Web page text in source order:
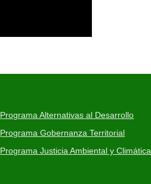
Programa Alternativas al Desarrollo
Programa Gobernanza Territorial
Programa Justicia Ambiental y Climática